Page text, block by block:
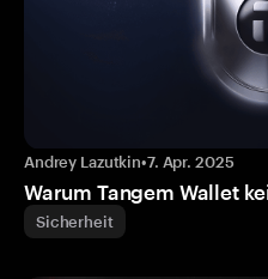
Andrey Lazutkin•7. Apr. 2025
Warum Tangem Wallet
Sicherheit